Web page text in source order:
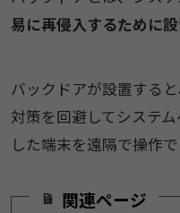
易に再侵入するために設
バックドアが設置する
対策を回避してシステ
した端末を遠隔で操作で
関連ページ